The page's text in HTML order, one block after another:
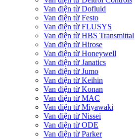
Van điện từ Dofluid
Van điện từ Festo
Van điện từ FLUSYS
Van điện từ HBS Transmittal
Van điện từ Hirose
Van điện từ Honeywell
Van điện từ Janatics
Van điện từ Jumo
Van điện từ Keihin
Van điện từ Konan
Van điện từ MAC
Van điện từ Miyawaki
Van điện từ Nissei
Van điện từ ODE
Van điện từ Parker